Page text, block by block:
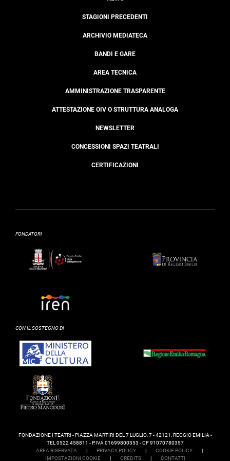
STAGIONI PRECEDENTI
ARCHIVIO MEDIATECA
BANDI E GARE
AREA TECNICA
AMMINISTRAZIONE TRASPARENTE
ATTESTAZIONE OIV O STRUTTURA ANALOGA
NEWSLETTER
CONCESSIONI SPAZI TEATRALI
CERTIFICAZIONI
FONDATORI
CON IL SOSTEGNO DI
FONDAZIONE I TEATRI - PIAZZA MARTIRI DEL 7 LUGLIO, 7 - 42121, REGGIO EMILIA -
TEL 0522 458811 - P.IVA 01699800353 - CF 91070780357
AREA RISERVATA
| PRIVACY POLICY | COOKIE POLICY
|
IMPOSTAZIONI COOKIE
| CREDITS | CONTATTI